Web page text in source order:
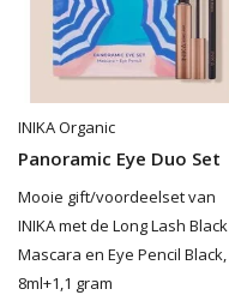
INIKA Organic
Panoramic Eye Duo Set
Mooie gift/voordeelset van
INIKA met de Long Lash Black
Mascara en Eye Pencil Black,
8ml+1,1 gram